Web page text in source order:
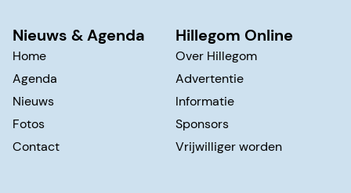
Nieuws & Agenda
Home
Agenda
Nieuws
Fotos
Contact
Hillegom Online
Over Hillegom
Advertentie
Informatie
Sponsors
Vrijwilliger worden